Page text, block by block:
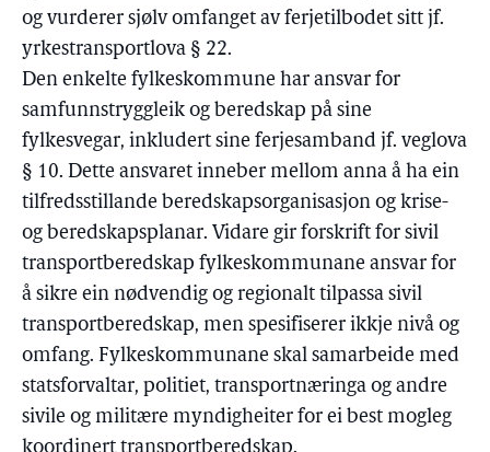
og vurderer sjølv omfanget av ferjetilbodet sitt jf.
yrkestransportlova § 22.
Den enkelte fylkeskommune har ansvar for
samfunnstryggleik og beredskap på sine
fylkesvegar, inkludert sine ferjesamband jf. veglova
§ 10. Dette ansvaret inneber mellom anna å ha ein
tilfredsstillande beredskapsorganisasjon og krise-
og beredskapsplanar. Vidare gir forskrift for sivil
transportberedskap fylkeskommunane ansvar for
å sikre ein nødvendig og regionalt tilpassa sivil
transportberedskap, men spesifiserer ikkje nivå og
omfang. Fylkeskommunane skal samarbeide med
statsforvaltar, politiet, transportnæringa og andre
sivile og militære myndigheiter for ei best mogleg